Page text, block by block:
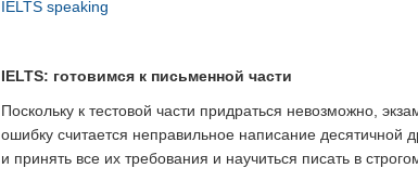
IELTS speaking
IELTS: готовимся к письменной части
Поскольку к тестовой части придраться невозможно,
ошибку считается неправильное написание десятичной
и принять все их требования и научиться писать в